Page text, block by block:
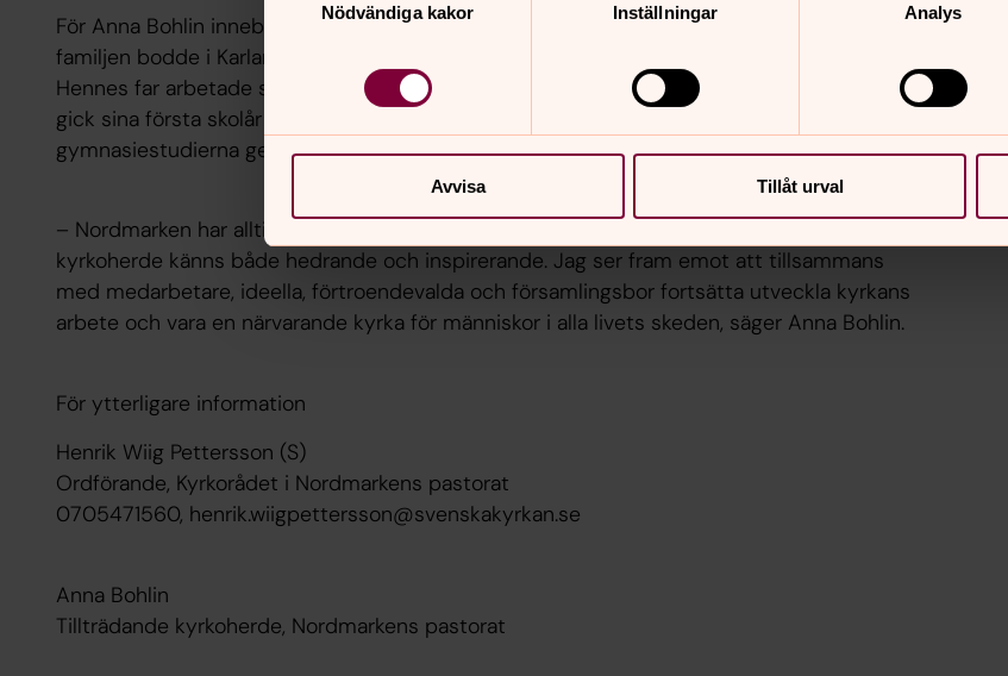
Nödvändiga kakor
Inställningar Analys
Avvisa Tillåt urval
För Anna Bohlin innebär uppdraget också en återkomst till hembygden. Hon föddes när
familjen bodde i Karlanda och växte sedan upp i både Blomskog och Östervallskog.
Hennes far arbetade som lärare och familjen bodde i lärarbostäderna vid skolorna. Anna
gick sina första skolår i Östervallskog och fortsatte därefter i Töcksfors innan
gymnasiestudierna genomfördes vid Årjängsgymnasiet.
– Nordmarken har alltid varit en del av mitt liv och min identitet. Att nu få återvända som
kyrkoherde känns både hedrande och inspirerande. Jag ser fram emot att tillsammans
med medarbetare, ideella, förtroendevalda och församlingsbor fortsätta utveckla kyrkans
arbete och vara en närvarande kyrka för människor i alla livets skeden, säger Anna Bohlin.
För ytterligare information
Henrik Wiig Pettersson (S)
Ordförande, Kyrkorådet i Nordmarkens pastorat
0705471560, henrik.wiigpettersson@svenskakyrkan.se
Anna Bohlin
Tillträdande kyrkoherde, Nordmarkens pastorat